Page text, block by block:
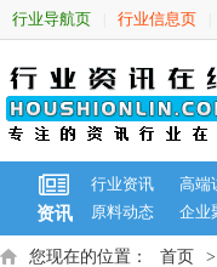
行业导航页 行业信息页
资讯
行业资讯
高端
原料动态
企业
您现在的位置： 首页 >